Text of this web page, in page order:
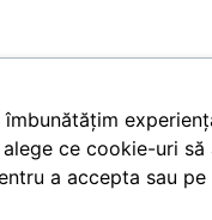
ce cookie-uri
a accepta sau